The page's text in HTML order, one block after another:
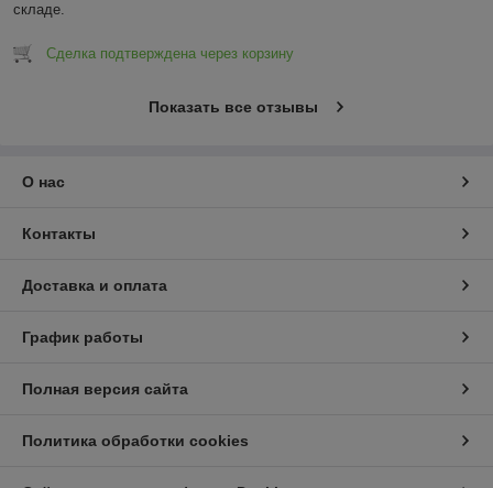
складе.
Сделка подтверждена через корзину
Показать все отзывы
О нас
Контакты
Доставка и оплата
График работы
Полная версия сайта
Политика обработки cookies